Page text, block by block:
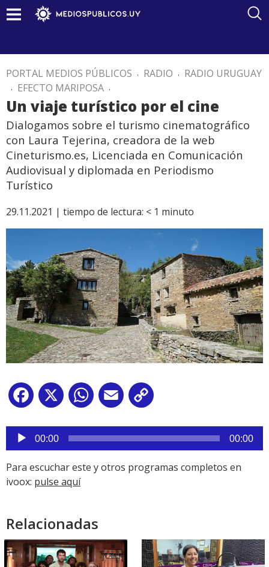
PORTAL MEDIOS PÚBLICOS . RADIO . RADIO URUGUAY
. EFECTO MARIPOSA .
Un viaje turístico por el cine
Dialogamos sobre el turismo cinematográfico
con Laura Tejerina, creadora de la web
Cineturismo.es, Licenciada en Comunicación
Audiovisual y diplomada en Periodismo
Turístico
29.11.2021 | tiempo de lectura: < 1 minuto
Facebook
X WhatsApp
Email
Reproductor
audio
00:00 00:00
Para escuchar este y otros programas completos en
ivoox: pulse aquí
Relacionadas